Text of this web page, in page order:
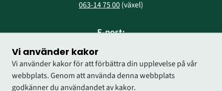
Vi använder kakor
Vi använder kakor för att förbättra din upplevelse på vår
webbplats. Genom att använda denna webbplats
godkänner du användandet av kakor.
063-14 75 00 (växel)
E-post:
region@regionjh.se